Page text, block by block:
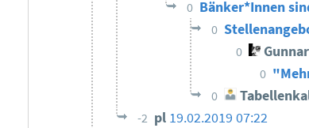
0 Bänker*Innen
0
0
0
0
-2 pl 19.02.2019 07:22